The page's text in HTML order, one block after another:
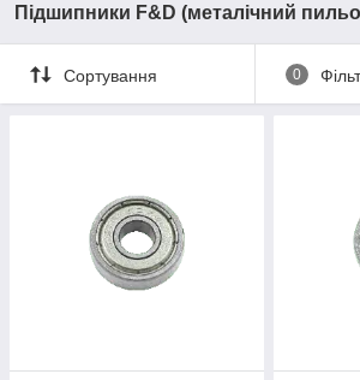
Підшипники F&D (металічний
Сортування 0